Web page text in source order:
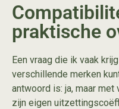
praktische
Een vraag die ik vaak
verschillende merken
antwoord is: ja, maar
zijn eigen